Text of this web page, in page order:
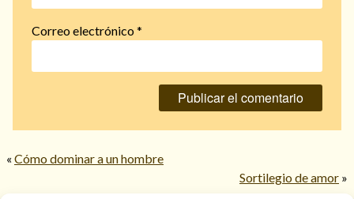
Correo electrónico*
« Cómo dominar a un hombre
Sortilegio de amor »